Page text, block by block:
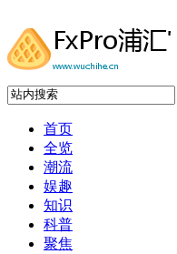
首页
全览
潮流
娱趣
知识
科普
聚焦